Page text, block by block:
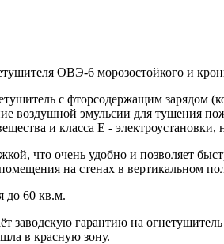
ОВЭ-6 морозостойкого и
с фторсодержащим зарядом
воздушной эмульсии для тушения
и класса Е -
что очень удобно и позволяет
на стенах в вертикальном
до 60 кв.м.
заводскую гарантию на
в красную зону.